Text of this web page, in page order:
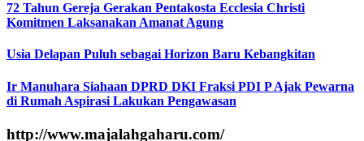
72 Tahun Gereja Gerakan Pentakosta Ecclesia Christi
Komitmen Laksanakan Amanat Agung
Usia Delapan Puluh sebagai Horizon Baru Kebangkitan
Ir Manuhara Siahaan DPRD DKI Fraksi PDI P Ajak Pewarna
di Rumah Aspirasi Lakukan Pengawasan
http://www.majalahgaharu.com/